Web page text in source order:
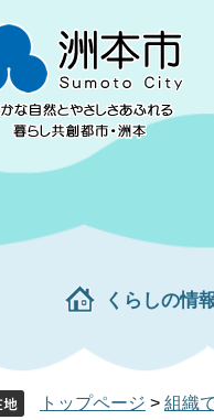
くらしの情
トップページ > 組織